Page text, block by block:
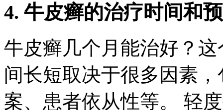
4. 牛皮癣的治疗时间和
牛皮癣几个月能治好？
间长短取决于很多因素
案、患者依从性等。 轻